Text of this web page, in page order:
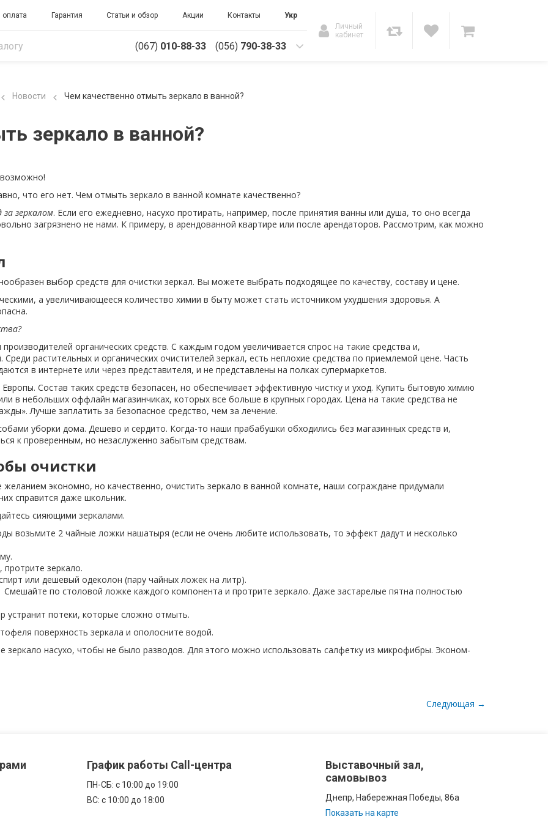
оплата Гарантия Статьи и обзор Акции Контакты Укр
(067)010-88-33 (056)790-38-33
Личный
кабинет
Новости Чем качественно отмыть зеркало в ванной?
зеркало в ванной?
что его нет. Чем отмыть зеркало в ванной комнате качественно?
за зеркалом. Если его ежедневно, насухо протирать, например, после принятия ванны или душа, то оно всегда
загрязнено не нами. К примеру, в арендованной квартире или после арендаторов. Рассмотрим, как можно
выбор средств для очистки зеркал. Вы можете выбрать подходящее по качеству, составу и цене.
а увеличивающееся количество химии в быту может стать источником ухудшения здоровья. А
органических средств. С каждым годом увеличивается спрос на такие средства и,
растительных и органических очистителей зеркал, есть неплохие средства по приемлемой цене. Часть
в интернете или через представителя, и не представлены на полках супермаркетов.
Состав таких средств безопасен, но обеспечивает эффективную чистку и уход. Купить бытовую химию
в небольших оффлайн магазинчиках, которых все больше в крупных городах. Цена на такие средства не
Лучше заплатить за безопасное средство, чем за лечение.
уборки дома. Дешево и сердито. Когда-то наши прабабушки обходились без магазинных средств и,
к проверенным, но незаслуженно забытым средствам.
очистки
экономно, но качественно, очистить зеркало в ванной комнате, наши сограждане придумали
справится даже школьник.
сияющими зеркалами.
возьмите 2 чайные ложки нашатыря (если не очень любите использовать, то эффект дадут и несколько
протрите зеркало.
или дешевый одеколон (пару чайных ложек на литр).
Смешайте по столовой ложке каждого компонента и протрите зеркало. Даже застарелые пятна полностью
устранит потеки, которые сложно отмыть.
поверхность зеркала и ополосните водой.
зеркало насухо, чтобы не было разводов. Для этого можно использовать салфетку из микрофибры. Эконом-
Следующая →
График работы Call-центра
ПН-CБ: с 10:00 до 19:00
ВС: с 10:00 до 18:00
Выставочный зал,
самовывоз
Днепр, Набережная Победы, 86а
Показать на карте